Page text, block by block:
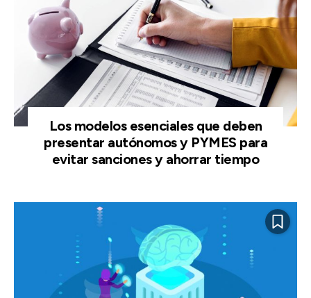
Los modelos esenciales que deben
presentar autónomos y PYMES para
evitar sanciones y ahorrar tiempo